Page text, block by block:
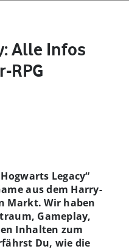
Alle Infos
RPG
Legacy“
aus dem Harry-
Markt. Wir haben
Gameplay,
Inhalten zum
Du, wie die